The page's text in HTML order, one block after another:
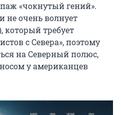
«чокнутый гений».
не очень волнует
который требует
с Севера», поэтому
на Северный полюс,
у американцев